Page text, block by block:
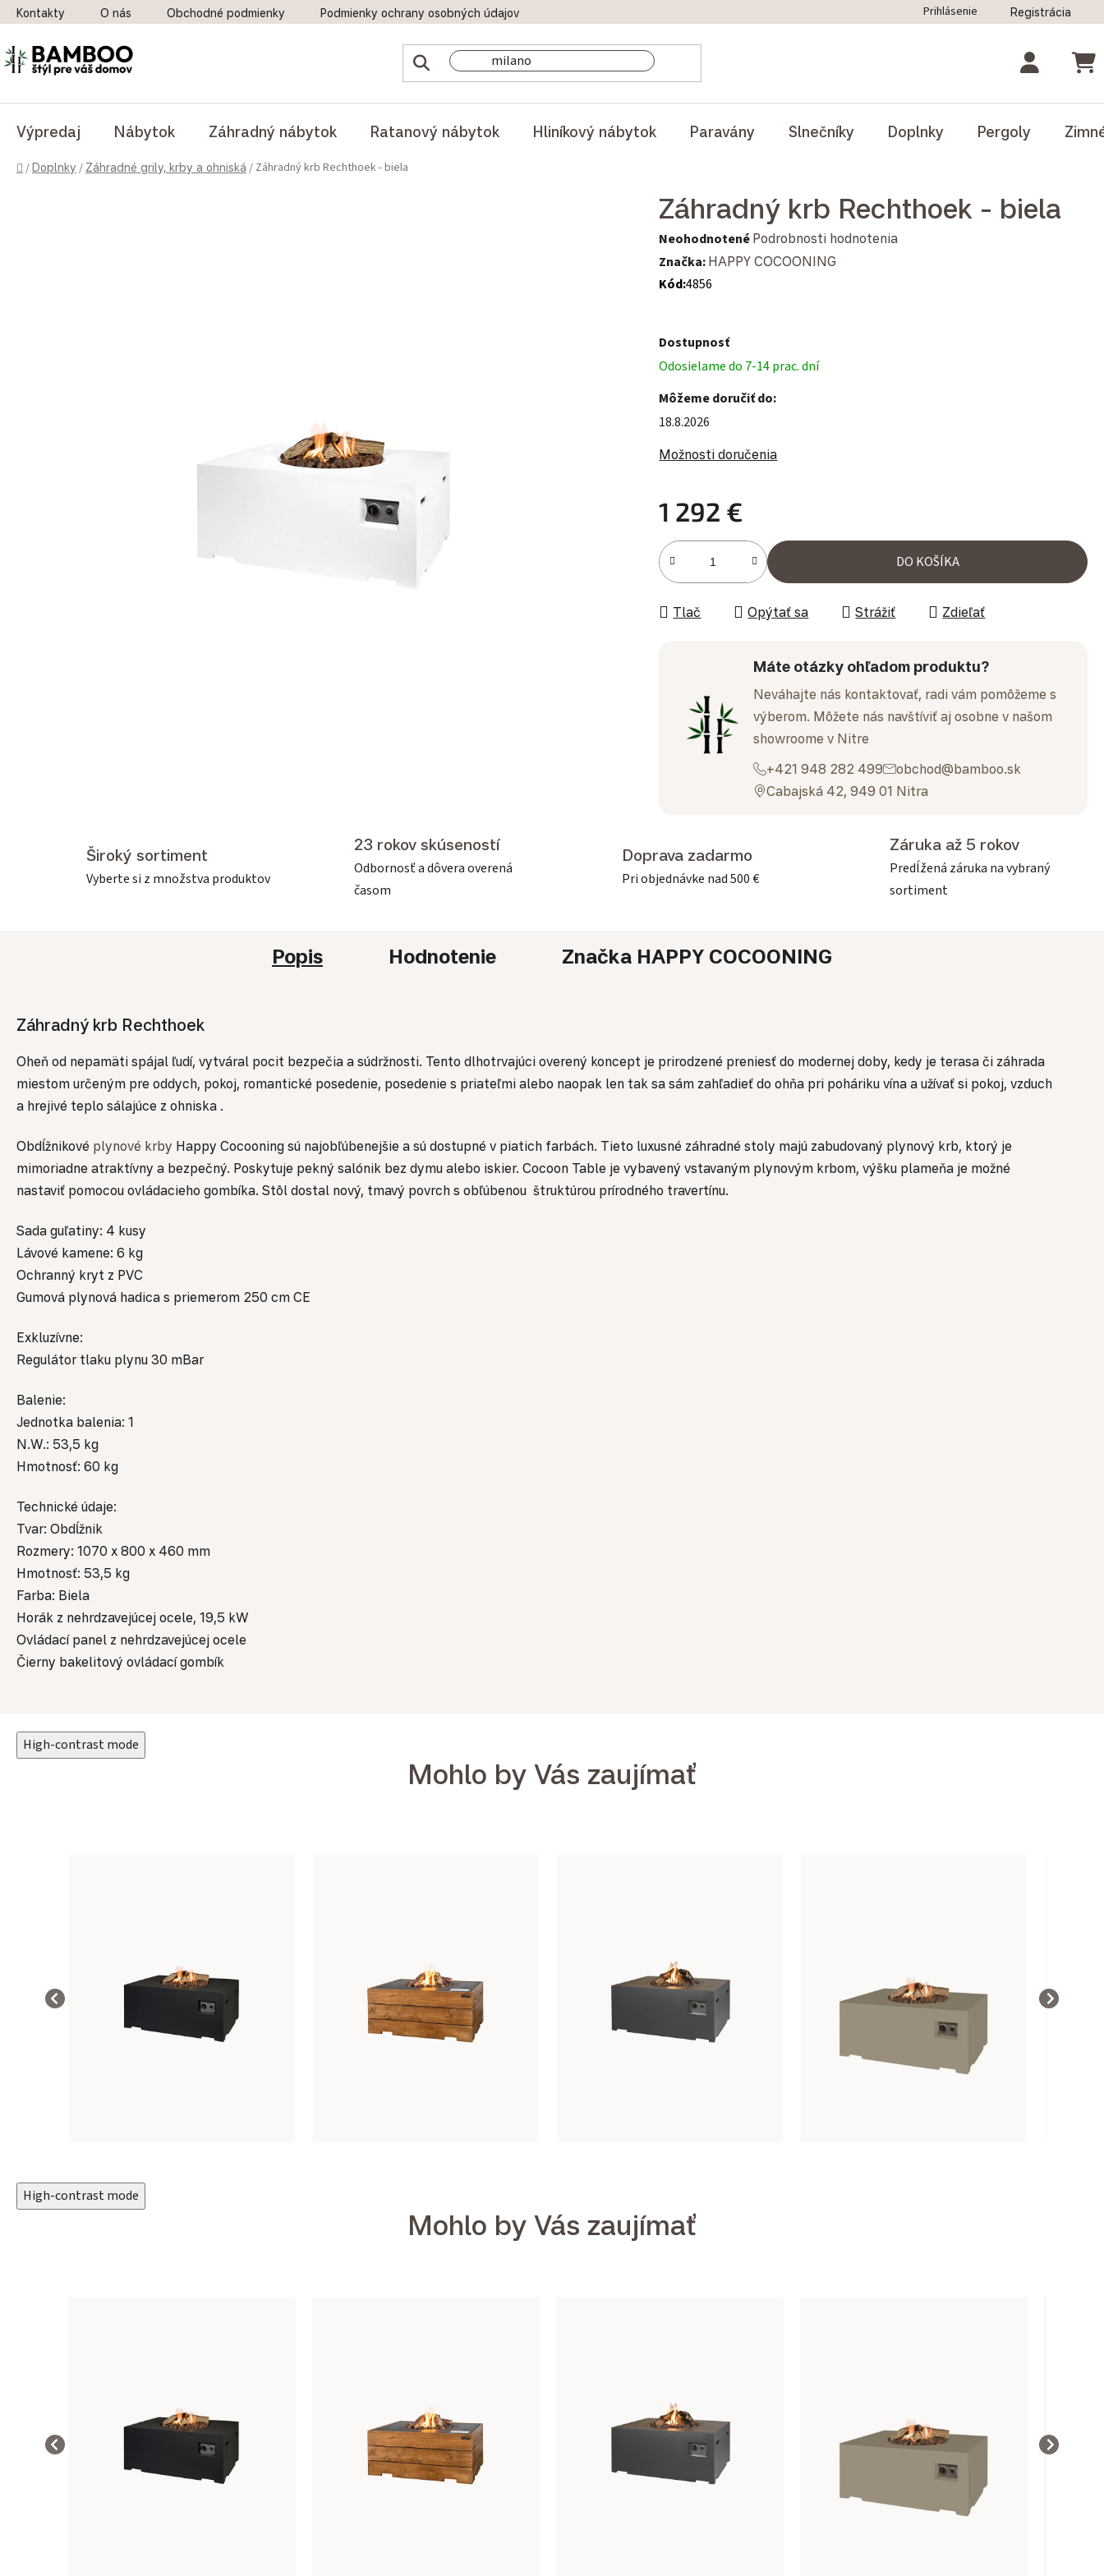
Prejsť na obsah
Kontakty O nás Obchodné podmienky Podmienky ochrany osobných údajov Odstúpenie od zmluvy
Prihlásenie Registrácia
Výpredaj Nábytok Záhradný nábytok Ratanový nábytok Hliníkový nábytok Paravány Slnečníky Doplnky Pergoly
Domov
/Doplnky / Záhradné grily, krby a ohniská / Záhradný krb Rechthoek - biela
Záhradný krb Rechthoek - biela
Priemerné hodnotenie produktu je 0,0 z 5 hviezdičiek.
Neohodnotené Podrobnosti hodnotenia
Značka: HAPPY COCOONING
Kód:4856
Dostupnosť
Odosielame do 7-14 prac. dní
Môžeme doručiť do:
18.8.2026
Možnosti doručenia
1 292 €
Jednotková cena:
DO KOŠÍKA
Tlač Opýtať sa Strážiť Zdieľať
Máte otázky ohľadom produktu?
Neváhajte nás kontaktovať, radi vám pomôžeme s
výberom. Môžete nás navštíviť aj osobne v našom
showroome v Nitre
+421 948 282 499
obchod@bamboo.sk
Cabajská 42, 949 01 Nitra
Široký sortiment
Vyberte si z množstva produktov
23 rokov skúseností
Odbornosť a dôvera overená
časom
Doprava zadarmo
Pri objednávke nad 500 €
Záruka až 5 rokov
Predĺžená záruka na vybraný
sortiment
Popis Hodnotenie Značka HAPPY COCOONING
Záhradný krb Rechthoek
Oheň od nepamäti spájal ľudí, vytváral pocit bezpečia a súdržnosti. Tento dlhotrvajúci overený koncept je prirodzené preniesť do modernej doby, kedy je terasa či záhrada
miestom určeným pre oddych, pokoj, romantické posedenie, posedenie s priateľmi alebo naopak len tak sa sám zahľadieť do ohňa pri poháriku vína a užívať si pokoj, vzduch
a hrejivé teplo sálajúce z ohniska .
Obdĺžnikové plynové krby Happy Cocooning sú najobľúbenejšie a sú dostupné v piatich farbách. Tieto luxusné záhradné stoly majú zabudovaný plynový krb, ktorý je
mimoriadne atraktívny a bezpečný. Poskytuje pekný salónik bez dymu alebo iskier. Cocoon Table je vybavený vstavaným plynovým krbom, výšku plameňa je možné
nastaviť pomocou ovládacieho gombíka. Stôl dostal nový, tmavý povrch s obľúbenou štruktúrou prírodného travertínu.
Sada guľatiny: 4 kusy
Lávové kamene: 6 kg
Ochranný kryt z PVC
Gumová plynová hadica s priemerom 250 cm CE
Exkluzívne:
Regulátor tlaku plynu 30 mBar
Balenie:
Jednotka balenia: 1
N.W.: 53,5 kg
Hmotnosť: 60 kg
Technické údaje:
Tvar: Obdĺžnik
Rozmery: 1070 x 800 x 460 mm
Hmotnosť: 53,5 kg
Farba: Biela
Horák z nehrdzavejúcej ocele, 19,5 kW
Ovládací panel z nehrdzavejúcej ocele
Čierny bakelitový ovládací gombík
High-contrast mode
Mohlo by Vás zaujímať
High-contrast mode
Mohlo by Vás zaujímať